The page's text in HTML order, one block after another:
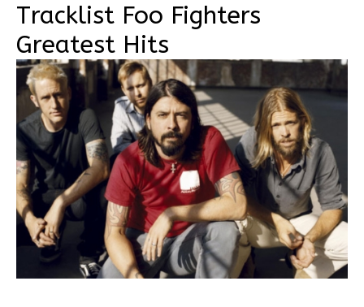
Tracklist Foo Fighters
Greatest Hits